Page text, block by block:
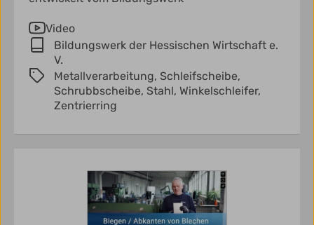
Video
Bildungswerk der Hessischen Wirtschaft e.
V.
Metallverarbeitung, Schleifscheibe,
Schrubbscheibe, Stahl, Winkelschleifer,
Zentrierring